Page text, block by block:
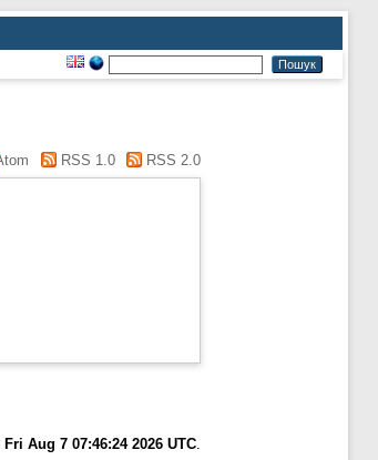
RSS 1.0 RSS 2.0
Fri Aug 7 07:46:24 2026 UTC